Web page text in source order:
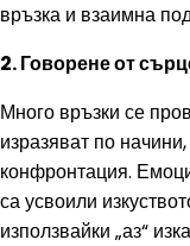
връзка и взаимна
2. Говорене от
Много връзки се
изразяват по
конфронтация.
са усвоили
използвайки „аз“